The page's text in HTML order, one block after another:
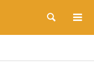
検索